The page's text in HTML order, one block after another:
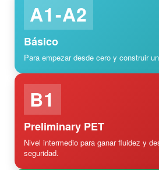
A1-A2
Básico
Para empezar desde cero y construir
B1
Preliminary PET
Nivel intermedio para ganar fluidez y
seguridad.